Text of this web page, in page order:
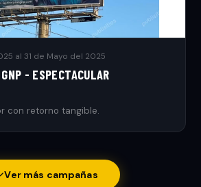
al 31 de Mayo del 2025
- ESPECTACULAR
con retorno tangible.
Ver más campañas